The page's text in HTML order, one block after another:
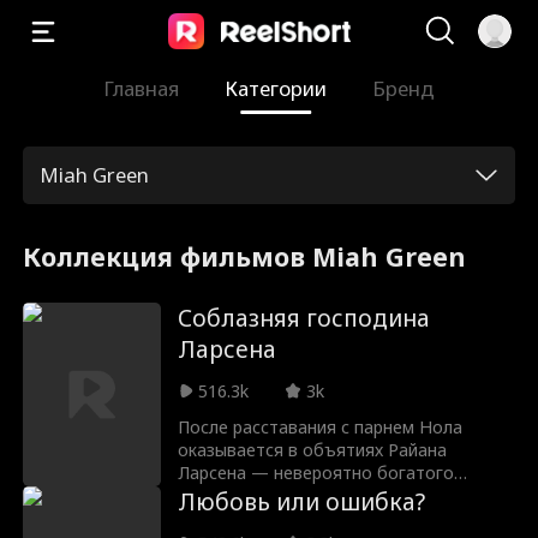
Главная Категории Бренд
Miah Green
Коллекция фильмов Miah Green
Соблазняя господина
Ларсена
516.3k
3k
После расставания с парнем Нола
оказывается в объятиях Райана
Ларсена — невероятно богатого
будущего тестя ее бывшего. Узнав о
Любовь или ошибка?